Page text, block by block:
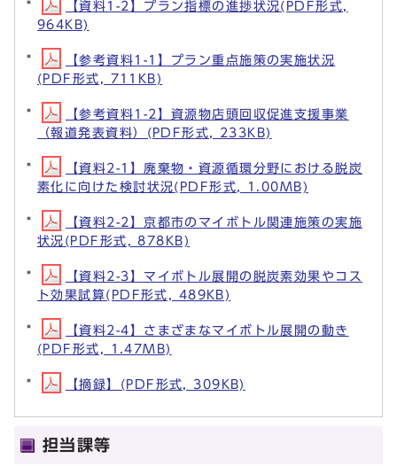
【資料1-2】プラン指標の進捗状況(PDF形式,
964KB)
【参考資料1-1】プラン重点施策の実施状況
(PDF形式, 711KB)
【参考資料1-2】資源物店頭回収促進支援事業
（報道発表資料）(PDF形式, 233KB)
【資料2-1】廃棄物・資源循環分野における脱炭
素化に向けた検討状況(PDF形式, 1.00MB)
【資料2-2】京都市のマイボトル関連施策の実施
状況(PDF形式, 878KB)
【資料2-3】マイボトル展開の脱炭素効果やコス
ト効果試算(PDF形式, 489KB)
【資料2-4】さまざまなマイボトル展開の動き
(PDF形式, 1.47MB)
【摘録】(PDF形式, 309KB)
担当課等